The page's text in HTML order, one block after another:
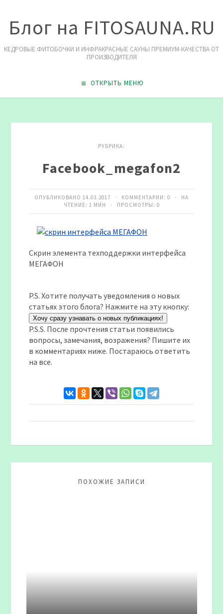
Блог на FITOSAUNA.RU
КЕДРОВЫЕ ФИТОБОЧКИ И ИНФРАКРАСНЫЕ САУНЫ ПРЕМИУМ-КАЧЕСТВА ОТ
ПРОИЗВОДИТЕЛЯ
ОТКРЫТЬ МЕНЮ
РУБРИКА:
Facebook_megafon2
ОПУБЛИКОВАНО 14.03.2017 · КОММЕНТАРИИ: 0 · НА
ЧТЕНИЕ: 1 МИН · ПРОСМОТРЫ: 0
Скрин элемента техподдержки интерфейса
МЕГАФОН
P.S. Хотите получать уведомления о новых
статьях этого блога? Нажмите на эту кнопку:
Хочу сразу узнавать о новых публикациях!
P.S.S. После прочтения статьи появились
вопросы, замечания, возражения? Пишите их
в комментариях ниже. Постараюсь ответить
на все.
ПОХОЖИЕ ЗАПИСИ